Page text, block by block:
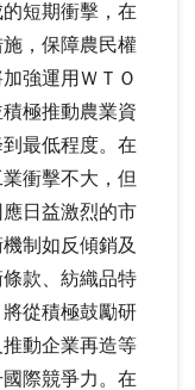
短期衝擊，在
，保障農民權
強運用ＷＴＯ
極推動農業資
最低程度。在
衝擊不大，但
日益激烈的市
制如反傾銷及
款、紡織品特
從積極鼓勵研
動企業再造等
際競爭力。在